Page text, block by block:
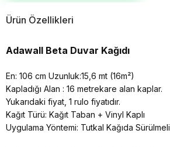
Ürün Özellikleri
Adawall Beta Duvar Kağıdı
En: 106 cm Uzunluk:15,6 mt (16m²)
Kapladığı Alan : 16 metrekare alan kaplar.
Yukarıdaki fiyat, 1 rulo fiyatıdır.
Kağıt Türü: Kağıt Taban + Vinyl Kaplı
Uygulama Yöntemi: Tutkal Kağıda Sürülmeli